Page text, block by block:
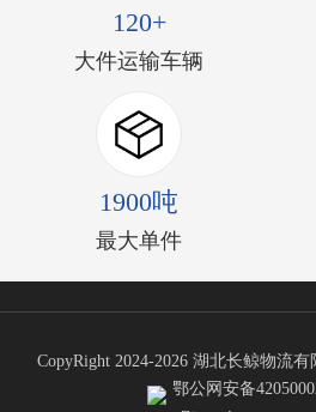
120+
大件运输车辆
1900吨
最大单件
CopyRight 2024-2026 湖北长鲸物流有
鄂公网安备